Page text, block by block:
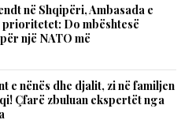
në Shqipëri, Ambasada e
Do mbështesë
një NATO më
e nënës dhe djalit, zi në familjen
Çfarë zbuluan ekspertët nga